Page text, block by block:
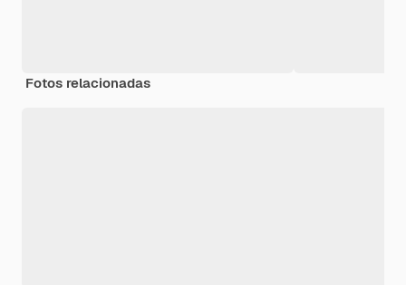
Fotos relacionadas